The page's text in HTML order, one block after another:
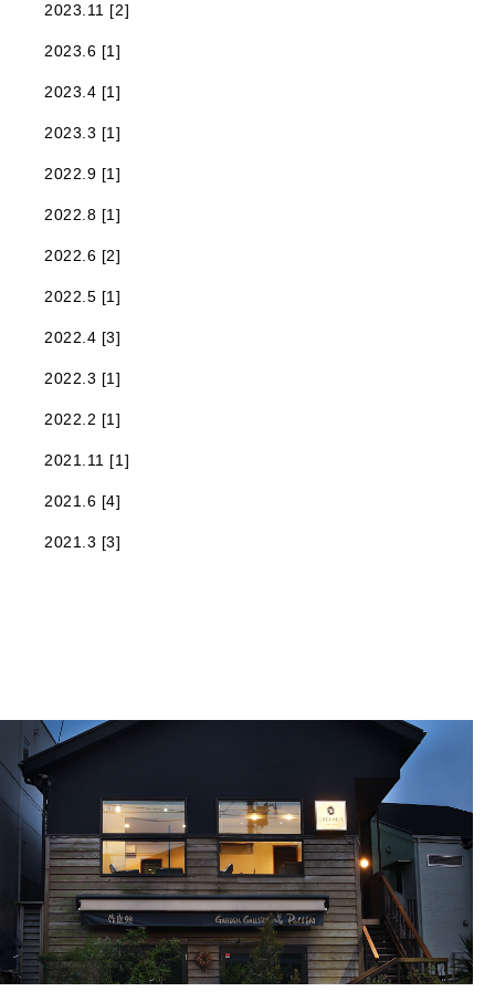
2023.11 [2]
2023.6 [1]
2023.4 [1]
2023.3 [1]
2022.9 [1]
2022.8 [1]
2022.6 [2]
2022.5 [1]
2022.4 [3]
2022.3 [1]
2022.2 [1]
2021.11 [1]
2021.6 [4]
2021.3 [3]